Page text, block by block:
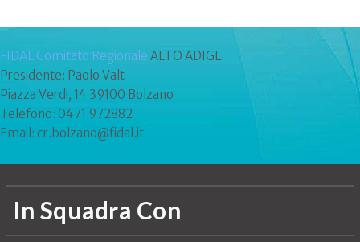
FIDAL Comitato Regionale ALTO ADIGE
Presidente: Paolo Valt
Piazza Verdi, 14 39100 Bolzano
Telefono: 0471 972882
Email: cr.bolzano@fidal.it
In Squadra Con